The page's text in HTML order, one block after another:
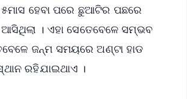
ହେବା ପରେ ଛୁଆଟିର ପଛରେ
। ଏହା ସେତେବେଳେ ସମ୍ଭବ
ଜନ୍ମ ସମୟରେ ଅଣ୍ଟା ହାଡ
ରହିଯାଇଥାଏ ।